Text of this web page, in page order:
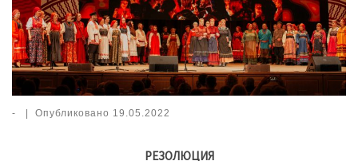
- | Опубликовано 19.05.2022
РЕЗОЛЮЦИЯ